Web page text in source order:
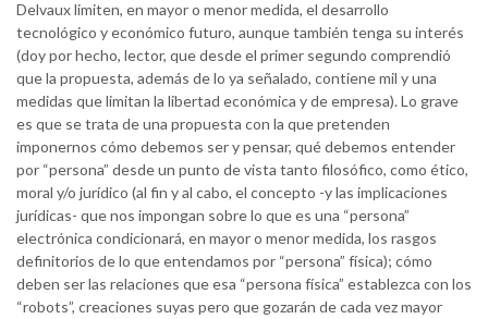
Delvaux limiten, en mayor o menor medida, el desarrollo
tecnológico y económico futuro, aunque también tenga su interés
(doy por hecho, lector, que desde el primer segundo comprendió
que la propuesta, además de lo ya señalado, contiene mil y una
medidas que limitan la libertad económica y de empresa). Lo grave
es que se trata de una propuesta con la que pretenden
imponernos cómo debemos ser y pensar, qué debemos entender
por “persona” desde un punto de vista tanto filosófico, como ético,
moral y/o jurídico (al fin y al cabo, el concepto -y las implicaciones
jurídicas- que nos impongan sobre lo que es una “persona”
electrónica condicionará, en mayor o menor medida, los rasgos
definitorios de lo que entendamos por “persona” física); cómo
deben ser las relaciones que esa “persona física” establezca con los
“robots”, creaciones suyas pero que gozarán de cada vez mayor